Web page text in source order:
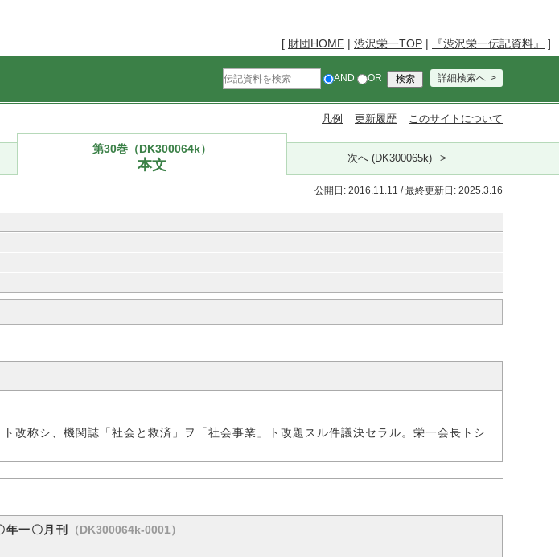
[ 財団HOME | 渋沢栄一TOP | 『渋沢栄一伝記資料』 ]
AND OR 詳細検索へ
凡例 更新履歴 このサイトについて
第30巻（DK300064k）
本文 次へ (DK300065k)
公開日: 2016.11.11 / 最終更新日: 2025.3.16
改称シ、機関誌「社会と救済」ヲ「社会事業」ト改題スル件議決セラル。栄一会長トシ
一〇月刊
（DK300064k-0001）